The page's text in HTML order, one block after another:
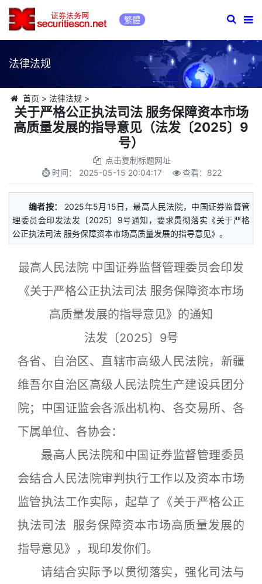
繁體
法律法规
首页 > 法律法规 >
关于严格公正执法司法 服务保障资本市场
高质量发展的指导意见（法发〔2025〕9
号）
点击复制标题网址
时间： 2025-05-15 20:04:17 查看： 822
编者按：
2025年5月15日，最高人民法院，中国证券监督管
理委员会印发法发〔2025〕9号通知，要求贯彻落实《关于严格
公正执法司法 服务保障资本市场高质量发展的指导意见》。
最高人民法院 中国证券监督管理委员会印发
《关于严格公正执法司法 服务保障资本市场
高质量发展的指导意见》的通知
法发〔2025〕9号
各省、自治区、直辖市高级人民法院，新疆
维吾尔自治区高级人民法院生产建设兵团分
院；中国证监会各派出机构、各交易所、各
下属单位、各协会：
最高人民法院和中国证券监督管理委员
会结合人民法院审判执行工作以及资本市场
监管执法工作实际，起草了《关于严格公正
执法司法 服务保障资本市场高质量发展的
指导意见》，现印发你们。
请结合实际予以贯彻落实，强化司法与